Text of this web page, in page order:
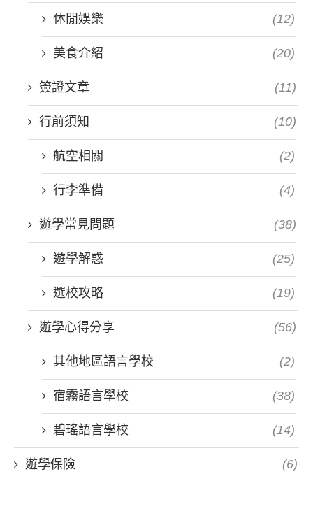
休閒娛樂 (12)
美食介紹 (20)
簽證文章 (11)
行前須知 (10)
航空相關 (2)
行李準備 (4)
遊學常見問題 (38)
遊學解惑 (25)
選校攻略 (19)
遊學心得分享 (56)
其他地區語言學校 (2)
宿霧語言學校 (38)
碧瑤語言學校 (14)
遊學保險 (6)